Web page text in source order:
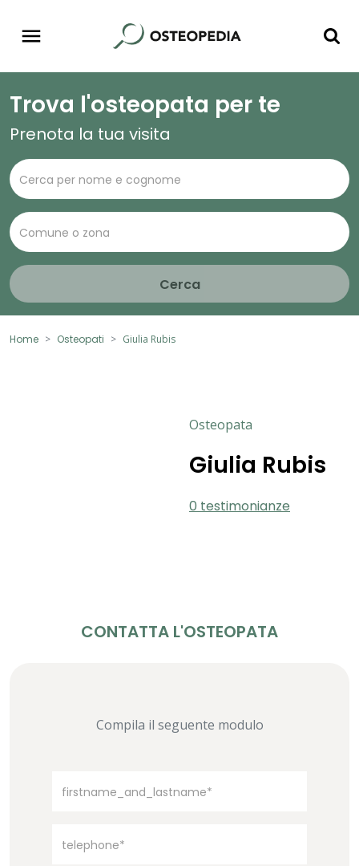
Trova l'osteopata per te
Prenota la tua visita
Cerca
Home Osteopati Giulia Rubis
Osteopata
Giulia Rubis
0 testimonianze
CONTATTA L'OSTEOPATA
Compila il seguente modulo